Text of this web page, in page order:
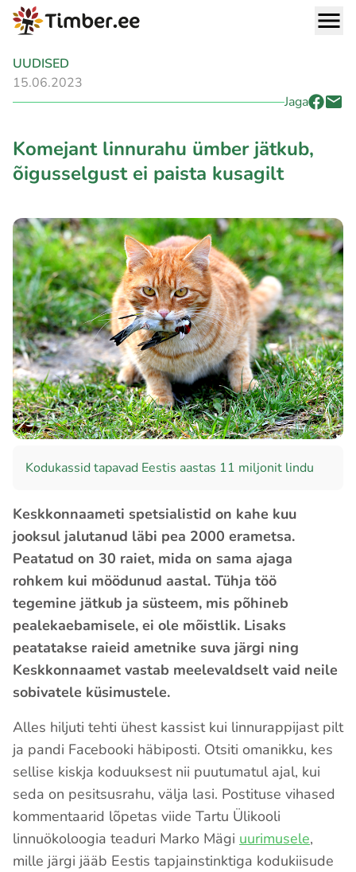
UUDISED
15.06.2023
Jaga
Komejant linnurahu ümber jätkub,
õigusselgust ei paista kusagilt
Kodukassid tapavad Eestis aastas 11 miljonit lindu
Keskkonnaameti spetsialistid on kahe kuu
jooksul jalutanud läbi pea 2000 erametsa.
Peatatud on 30 raiet, mida on sama ajaga
rohkem kui möödunud aastal. Tühja töö
tegemine jätkub ja süsteem, mis põhineb
pealekaebamisele, ei ole mõistlik. Lisaks
peatatakse raieid ametnike suva järgi ning
Keskkonnaamet vastab meelevaldselt vaid neile
sobivatele küsimustele.
Alles hiljuti tehti ühest kassist kui linnurappijast pilt
ja pandi Facebooki häbiposti. Otsiti omanikku, kes
sellise kiskja koduuksest nii puutumatul ajal, kui
seda on pesitsusrahu, välja lasi. Postituse vihased
kommentaarid lõpetas viide Tartu Ülikooli
linnuökoloogia teaduri Marko Mägi uurimusele,
mille järgi jääb Eestis tapjainstinktiga kodukiisude